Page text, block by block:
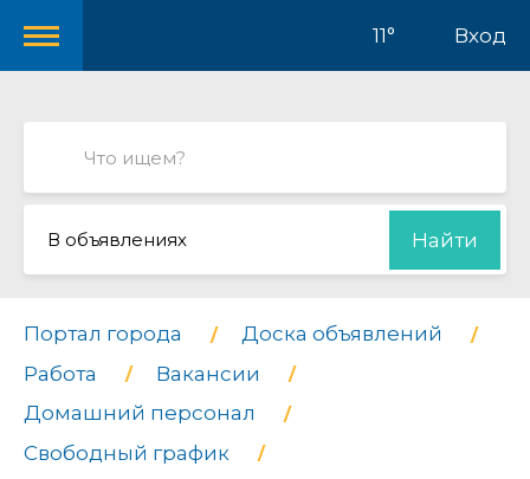
11° Вход
В объявлениях Найти
Портал города
Доска объявлений
Работа
Вакансии
Домашний персонал
Свободный график